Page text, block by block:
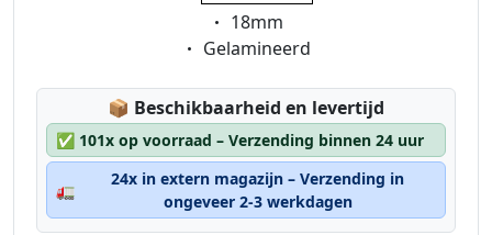
Eigenschaft:
18mm
Eigenschaft:
Gelamineerd
📦 Lagerstatus:
Beschikbaarheid en levertijd
✅ 101x op voorraad – Verzending binnen 24 uur
🚛
24x in extern magazijn – Verzending in
ongeveer 2-3 werkdagen